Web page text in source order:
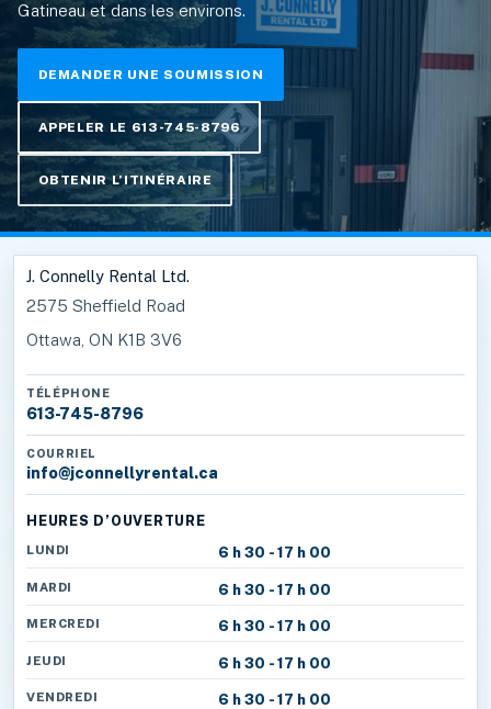
Gatineau et dans les environs.
DEMANDER UNE SOUMISSION
APPELER LE 613-745-8796
OBTENIR L’ITINÉRAIRE
J. Connelly Rental Ltd.
2575 Sheffield Road
Ottawa, ON K1B 3V6
TÉLÉPHONE
613-745-8796
COURRIEL
info@jconnellyrental.ca
HEURES D’OUVERTURE
LUNDI 6 h 30 - 17 h 00
MARDI 6 h 30 - 17 h 00
MERCREDI 6 h 30 - 17 h 00
JEUDI 6 h 30 - 17 h 00
VENDREDI 6 h 30 - 17 h 00